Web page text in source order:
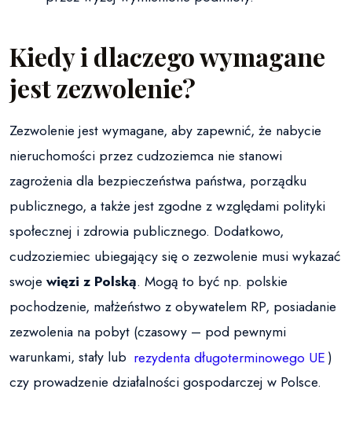
Kiedy i dlaczego wymagane
jest zezwolenie?
Zezwolenie jest wymagane, aby zapewnić, że nabycie
nieruchomości przez cudzoziemca nie stanowi
zagrożenia dla bezpieczeństwa państwa, porządku
publicznego, a także jest zgodne z względami polityki
społecznej i zdrowia publicznego. Dodatkowo,
cudzoziemiec ubiegający się o zezwolenie musi wykazać
swoje więzi z Polską. Mogą to być np. polskie
pochodzenie, małżeństwo z obywatelem RP, posiadanie
zezwolenia na pobyt (czasowy – pod pewnymi
warunkami, stały lub rezydenta długoterminowego UE)
czy prowadzenie działalności gospodarczej w Polsce.